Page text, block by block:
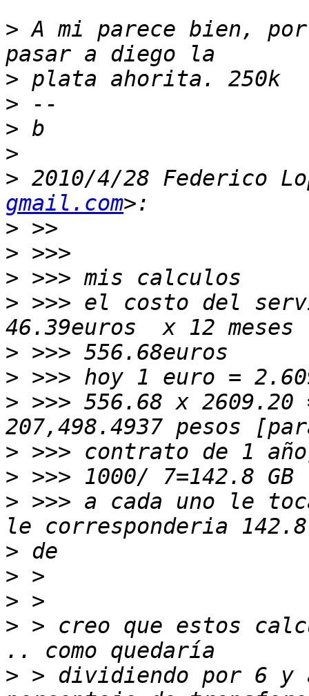
> A mi parece bien,
>
>
>
>
> 2010/4/28 Federico
gmail.com
>
>
>
> >>> el costo del
>
>
> >>> 556.68 x
>
>
> >>> a cada uno le
>
>
>
> > creo que estos
> > dividiendo por 6 y